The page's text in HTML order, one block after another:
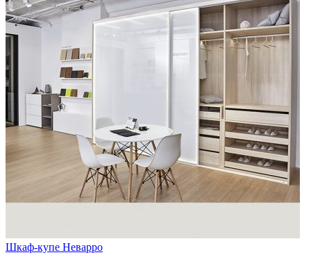
Шкаф-купе Неварро